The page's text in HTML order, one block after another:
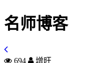
名师博客
694 增旺